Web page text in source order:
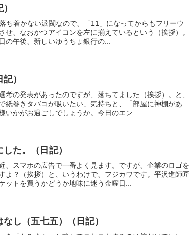
ち着かない派閥なので、「11」になってからもフリーウ
せ、なおかつアイコンを左に揃えているという（挨拶）。
の午後、新しいゆうちょ銀行の...
）
考の発表があったのですが、落ちてました（挨拶）。と、
紙巻きタバコが吸いたい」気持ちと、「部屋に神棚があ
いかがお過ごしでしょうか。今日のエン...
た。（日記）
、スマホの広告で一番よく見ます。ですが、企業のロゴを
よ？（挨拶）と、いうわけで、フジカワです。平沢進師匠
ットを買うかどうか地味に迷う金曜日...
し（五七五）（日記）